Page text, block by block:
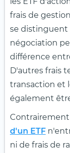
frais de
se distinguent
négociation
différence
D'autres frais
transaction et
également
Contrairement
d'un ETF
ni de frais de